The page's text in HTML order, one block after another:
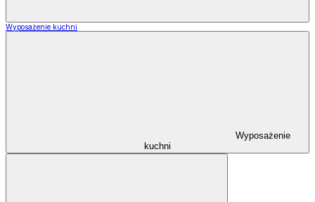
Wyposażenie kuchni
Wyposażenie
kuchni